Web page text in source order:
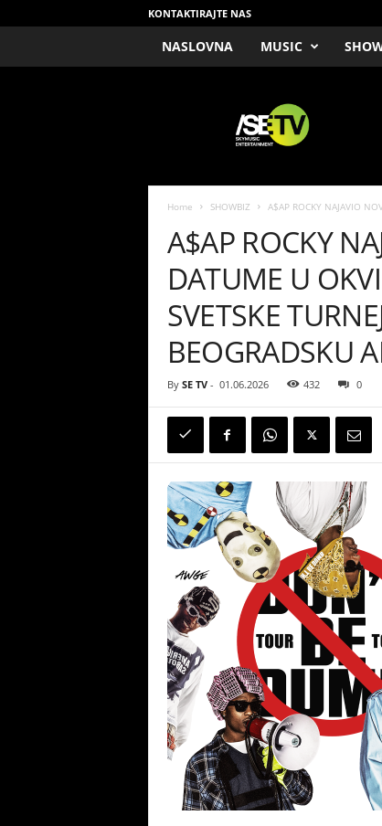
KONTAKTIRAJTE NAS
NASLOVNA MUSIC
Home SHOWBIZ A$AP ROCKY NAJAVIO
A$AP ROCKY
DATUME U
SVETSKE
BEOGRADSKU
By SE TV- 01.06.2026 432 0